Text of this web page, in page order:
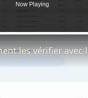
Now Playing